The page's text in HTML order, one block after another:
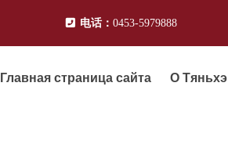
电话： 0453-5979888
Главная страница сайта О Тяньхэ